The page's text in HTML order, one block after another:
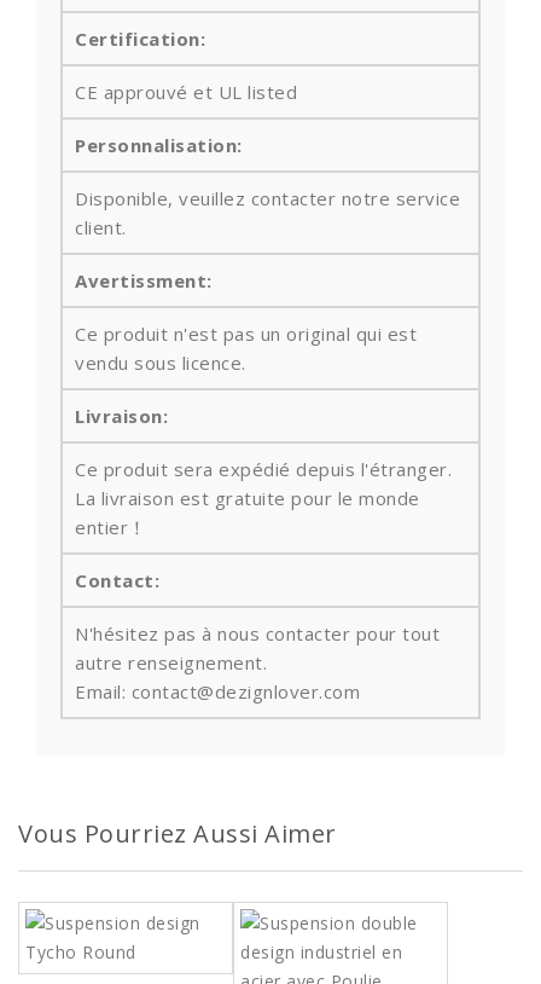
Certification:
CE approuvé et UL listed
Personnalisation:
Disponible, veuillez contacter notre service
client.
Avertissment:
Ce produit n'est pas un original qui est
vendu sous licence.
Livraison:
Ce produit sera expédié depuis l'étranger.
La livraison est gratuite pour le monde
entier！
Contact:
N'hésitez pas à nous contacter pour tout
autre renseignement.
Email: contact@dezignlover.com
Vous Pourriez Aussi Aimer